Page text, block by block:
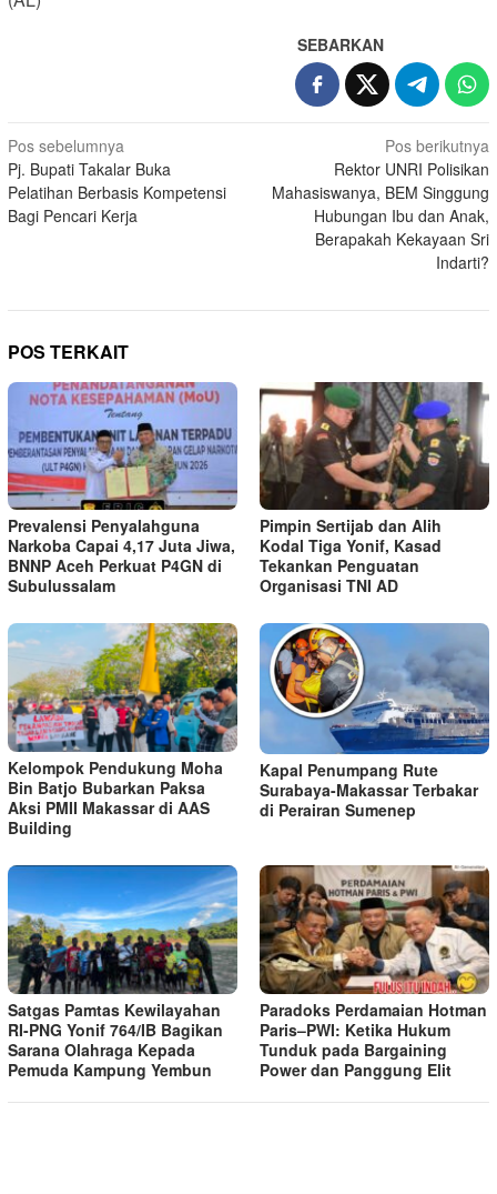
SEBARKAN
Navigasi
pos
Pos sebelumnya
Pj. Bupati Takalar Buka
Pelatihan Berbasis Kompetensi
Bagi Pencari Kerja
Pos berikutnya
Rektor UNRI Polisikan
Mahasiswanya, BEM Singgung
Hubungan Ibu dan Anak,
Berapakah Kekayaan Sri
Indarti?
POS TERKAIT
Prevalensi Penyalahguna
Narkoba Capai 4,17 Juta Jiwa,
BNNP Aceh Perkuat P4GN di
Subulussalam
Pimpin Sertijab dan Alih
Kodal Tiga Yonif, Kasad
Tekankan Penguatan
Organisasi TNI AD
Kelompok Pendukung Moha
Bin Batjo Bubarkan Paksa
Aksi PMII Makassar di AAS
Building
Kapal Penumpang Rute
Surabaya-Makassar Terbakar
di Perairan Sumenep
Satgas Pamtas Kewilayahan
RI-PNG Yonif 764/IB Bagikan
Sarana Olahraga Kepada
Pemuda Kampung Yembun
Paradoks Perdamaian Hotman
Paris–PWI: Ketika Hukum
Tunduk pada Bargaining
Power dan Panggung Elit